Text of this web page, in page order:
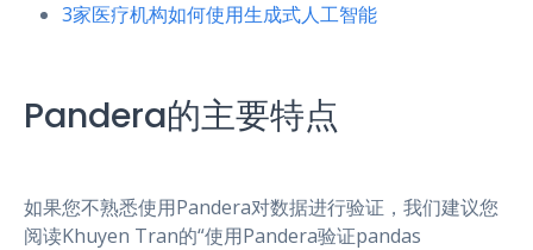
3家医疗机构如何使用生成式人工智能
Pandera的主要特点
如果您不熟悉使用Pandera对数据进行验证，我们建议您
阅读Khuyen Tran的“使用Pandera验证pandas